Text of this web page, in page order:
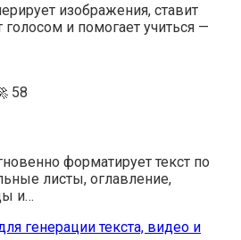
изображения, ставит
голосом и помогает учиться —
58
форматирует текст по
листы, оглавление,
и…